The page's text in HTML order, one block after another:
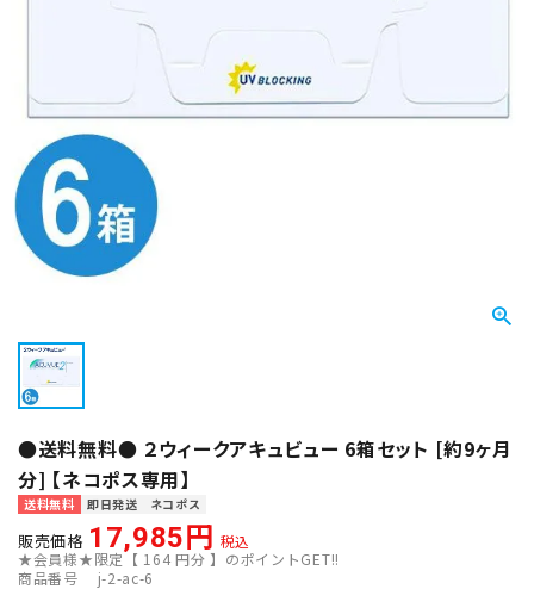
●送料無料● ２ウィークアキュビュー 6箱セット [約9ヶ月
分] 【ネコポス専用】
送料無料 即日発送 ネコポス
販売価格 17,985
税込
★会員様★限定【 164 円分 】のポイントGET!!
商品番号
j-2-ac-6